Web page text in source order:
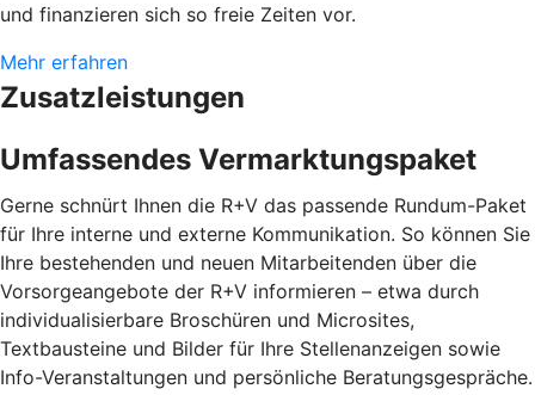
und finanzieren sich so freie Zeiten vor.
Mehr erfahren
Zusatzleistungen
Umfassendes Vermarktungspaket
Gerne schnürt Ihnen die R+V das passende Rundum-Paket
für Ihre interne und externe Kommunikation. So können Sie
Ihre bestehenden und neuen Mitarbeitenden über die
Vorsorgeangebote der R+V informieren – etwa durch
individualisierbare Broschüren und Microsites,
Textbausteine und Bilder für Ihre Stellenanzeigen sowie
Info-Veranstaltungen und persönliche Beratungsgespräche.